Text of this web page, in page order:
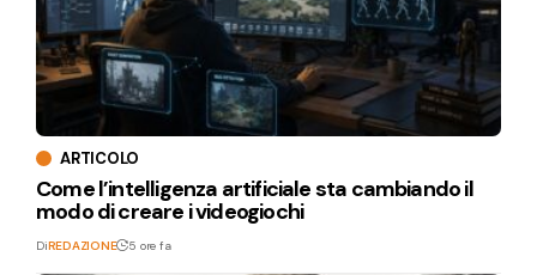
ARTICOLO
Come l’intelligenza artificiale sta cambiando il
modo di creare i videogiochi
DiREDAZIONE 5 ore fa